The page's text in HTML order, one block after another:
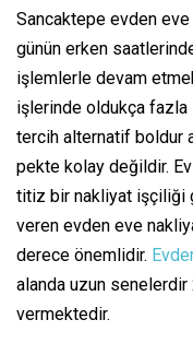
Sancaktepe evden eve
günün erken
işlemlerle devam
işlerinde oldukça fazla
tercih alternatif boldur
pekte kolay değildir. Ev
titiz bir nakliyat işçiliği
veren evden eve
derece önemlidir.
alanda uzun
vermektedir.